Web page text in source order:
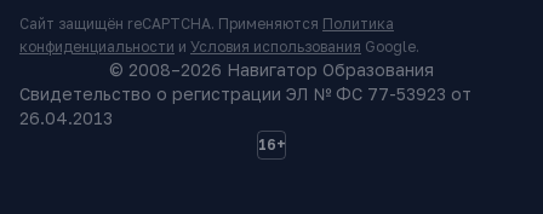
Сайт защищён reCAPTCHA. Применяются Политика
конфиденциальности и Условия использования Google.
© 2008–2026 Навигатор Образования
Свидетельство о регистрации ЭЛ № ФС 77-53923 от
26.04.2013
16+